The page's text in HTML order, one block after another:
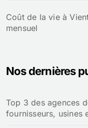
Coût de la vie à
mensuel
Nos dernières
Top 3 des agences
fournisseurs, usines